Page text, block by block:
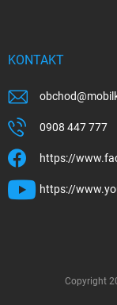
KONTAKT
obchod@
0908 447 777
https://
https://
Copyright